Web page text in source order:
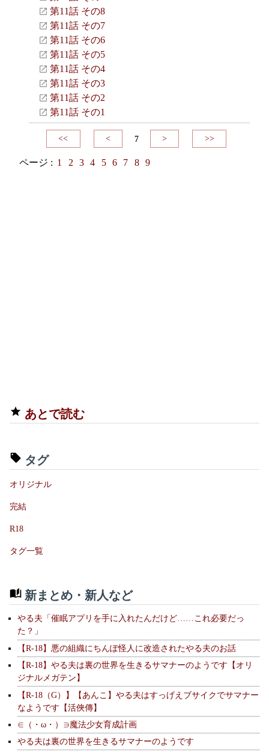
第11話 その8
第11話 その7
第11話 その6
第11話 その5
第11話 その4
第11話 その3
第11話 その2
第11話 その1
<< < 7 > >>
ページ : 1 2 3 4 5 6 7 8 9
あとで読む
タグ
オリジナル
完結
R18
タグ一覧
新まとめ・新人など
やる夫「催眠アプリを手に入れたんだけど……これ必要だっ
た？」
【R-18】悪の組織にちんぽ怪人に改造されたやる夫のお話
【R-18】やる夫は裏の世界を生きるサマナーのようです【オリ
ジナルメガテン】
【R-18（G）】【あんこ】やる夫はすっげえブサイクでサマナー
なようです【活俠傳】
∈（・ω・）∋魔法少女育成計画
やる夫は裏の世界を生きるサマナーのようです